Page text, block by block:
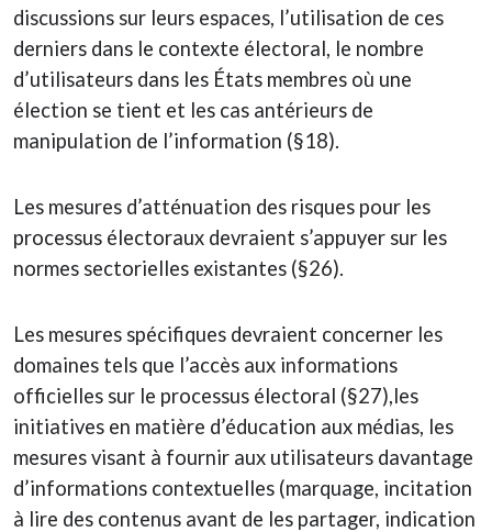
discussions sur leurs espaces, l’utilisation de ces
derniers dans le contexte électoral, le nombre
d’utilisateurs dans les États membres où une
élection se tient et les cas antérieurs de
manipulation de l’information (§18).
Les mesures d’atténuation des risques pour les
processus électoraux devraient s’appuyer sur les
normes sectorielles existantes (§26).
Les mesures spécifiques devraient concerner les
domaines tels que l’accès aux informations
officielles sur le processus électoral (§27),les
initiatives en matière d’éducation aux médias, les
mesures visant à fournir aux utilisateurs davantage
d’informations contextuelles (marquage, incitation
à lire des contenus avant de les partager, indication